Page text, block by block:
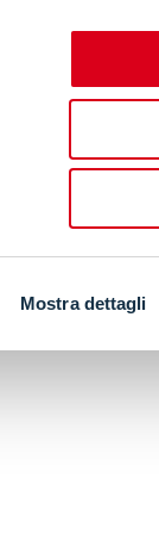
Mostra dettagli